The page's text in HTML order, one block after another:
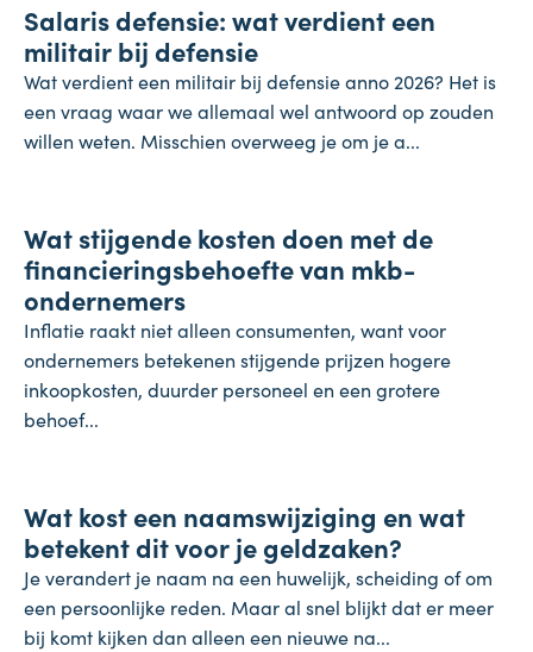
7 augustus 2026
Salaris defensie: wat verdient een
militair bij defensie
Wat verdient een militair bij defensie anno 2026? Het is
een vraag waar we allemaal wel antwoord op zouden
willen weten. Misschien overweeg je om je a...
4 augustus 2026
Wat stijgende kosten doen met de
financieringsbehoefte van mkb-
ondernemers
Inflatie raakt niet alleen consumenten, want voor
ondernemers betekenen stijgende prijzen hogere
inkoopkosten, duurder personeel en een grotere
behoef...
31 juli 2026
Wat kost een naamswijziging en wat
betekent dit voor je geldzaken?
Je verandert je naam na een huwelijk, scheiding of om
een persoonlijke reden. Maar al snel blijkt dat er meer
bij komt kijken dan alleen een nieuwe na...